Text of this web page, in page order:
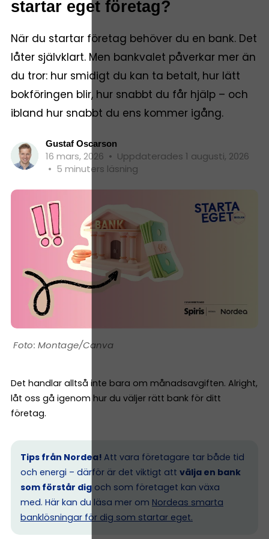
startar eget företag?
När du startar företag behöver du en bank. Det
låter självklart. Men bankvalet påverkar mer än
du tror: hur smidigt du kan ta betalt, hur lätt
bokföringen blir, hur snabbt du får hjälp – och
ibland hur snabbt du ens kommer igång.
Gustaf Oscarson
16 mars, 2026 • Uppdaterades 1 augusti, 2026
• 5 minuters läsning
Montage/Canva
Det handlar alltså inte bara om månadsavgiften. Alright,
låt oss gå igenom hur du väljer rätt bank för ditt
företag.
Tips från Nordea! Att vara företagare tar både tid
och energi – därför är det viktigt att välja en bank
som förstår dig och som företaget kan växa
med. Här kan du läsa mer om Nordeas smarta
banklösningar för dig som startar eget.